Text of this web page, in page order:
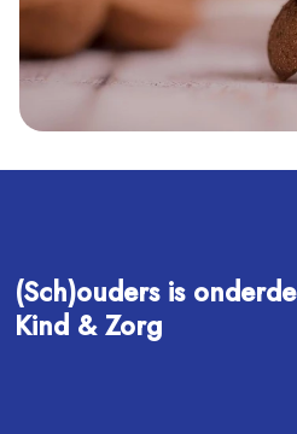
(Sch)ouders is
Kind & Zorg